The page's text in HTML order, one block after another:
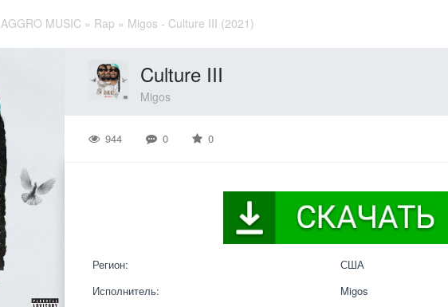
AGGRO MUSIC » Rap » Migos - Culture III (2021)
Culture III
Migos
944 0 0
Регион:
США
Исполнитель:
Migos